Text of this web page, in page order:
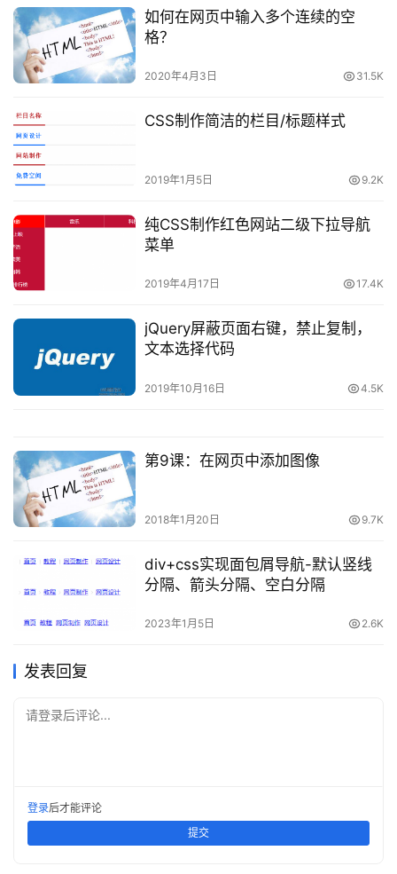
如何在网页中输入多个连续的空
格？
2020年4月3日 31.5K
CSS制作简洁的栏目/标题样式
2019年1月5日 9.2K
纯CSS制作红色网站二级下拉导航
菜单
2019年4月17日 17.4K
jQuery屏蔽页面右键，禁止复制，
文本选择代码
2019年10月16日 4.5K
第9课：在网页中添加图像
2018年1月20日 9.7K
div+css实现面包屑导航-默认竖线
分隔、箭头分隔、空白分隔
2023年1月5日 2.6K
发表回复
请登录后评论...
登录后才能评论
提交